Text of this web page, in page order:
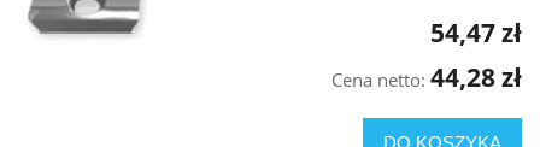
54,47 zł
Cena netto: 44,28 zł
DO KOSZYKA